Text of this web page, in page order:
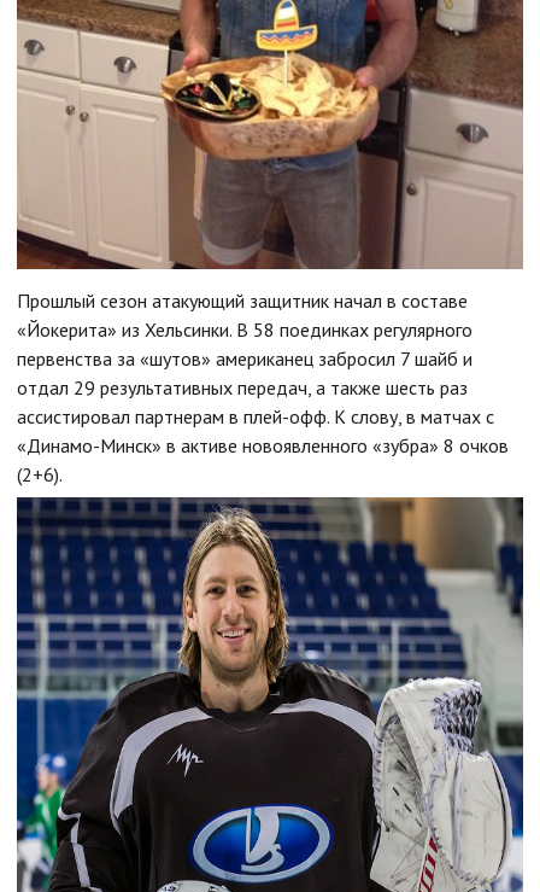
Прошлый сезон атакующий защитник начал в составе
«Йокерита» из Хельсинки. В 58 поединках регулярного
первенства за «шутов» американец забросил 7 шайб и
отдал 29 результативных передач, а также шесть раз
ассистировал партнерам в плей-офф. К слову, в матчах с
«Динамо-Минск» в активе новоявленного «зубра» 8 очков
(2+6).